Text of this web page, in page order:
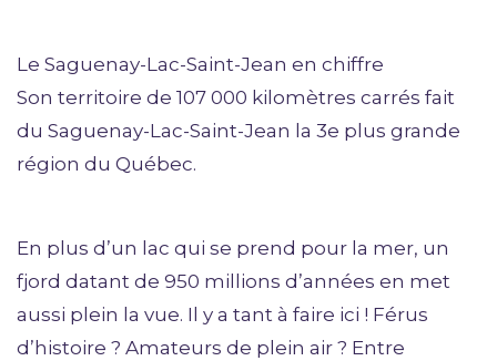
Le Saguenay-Lac-Saint-Jean en chiffre
Son territoire de 107 000 kilomètres carrés fait
du Saguenay-Lac-Saint-Jean la 3e plus grande
région du Québec.
En plus d’un lac qui se prend pour la mer, un
fjord datant de 950 millions d’années en met
aussi plein la vue. Il y a tant à faire ici ! Férus
d’histoire ? Amateurs de plein air ? Entre